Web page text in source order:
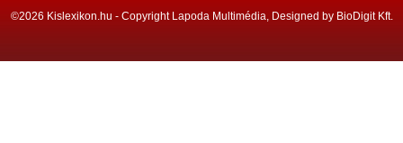
©2026 Kislexikon.hu - Copyright Lapoda Multimédia, Designed by BioDigit Kft.